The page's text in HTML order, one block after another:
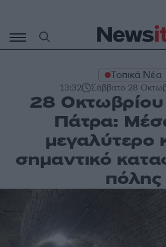
περιεχόμενο
Τοπικά Νέα
13:32 Σάββατο 28
28
Πάτρα:
μεγαλύτερο
σημαντικό
πόλης